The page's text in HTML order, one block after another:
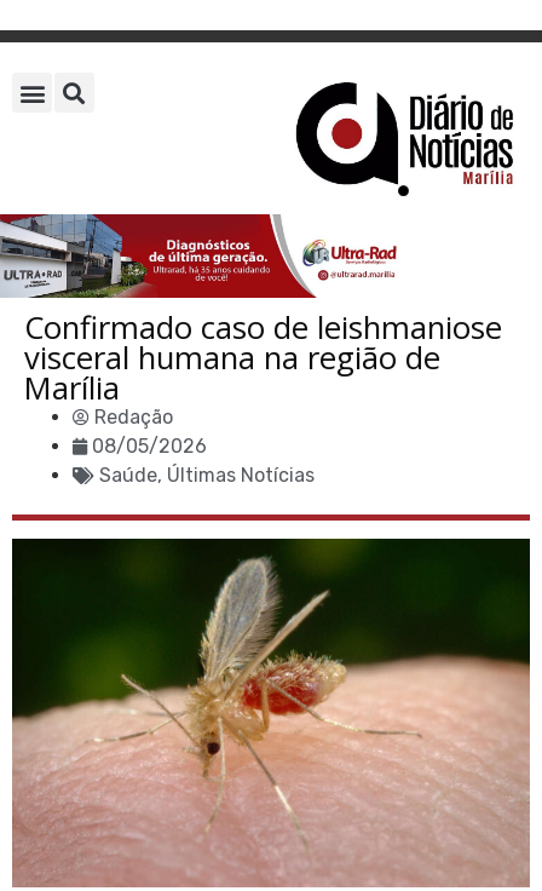
Confirmado caso de leishmaniose
visceral humana na região de
Marília
Redação
08/05/2026
Saúde, Últimas Notícias